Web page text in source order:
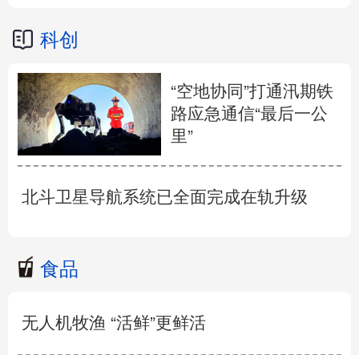
科创
“空地协同”打通汛期铁
路应急通信“最后一公
里”
北斗卫星导航系统已全面完成在轨升级
食品
无人机牧渔 “活鲜”更鲜活